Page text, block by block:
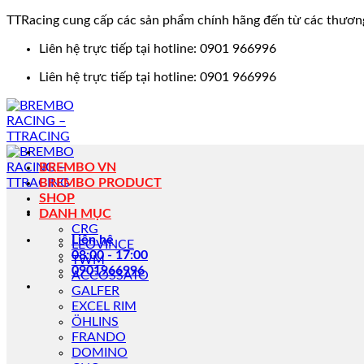
TTRacing cung cấp các sản phẩm chính hãng đến từ các
Liên hệ trực tiếp tại hotline: 0901 966996
Liên hệ trực tiếp tại hotline: 0901 966996
Liên hệ
08:00 - 17:00
0901966996
BREMBO VN
BREMBO PRODUCT
SHOP
DANH MỤC
CRG
LEOVINCE
TWM
ACCOSSATO
GALFER
EXCEL RIM
ÖHLINS
FRANDO
DOMINO